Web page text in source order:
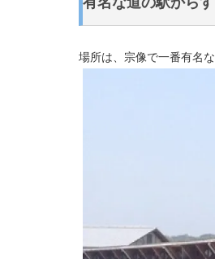
場所は、宗像で一番有名